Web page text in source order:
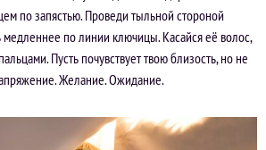
по запястью. Проведи тыльной стороной
медленнее по линии ключицы. Касайся её волос,
Пусть почувствует твою близость, но не
Желание. Ожидание.